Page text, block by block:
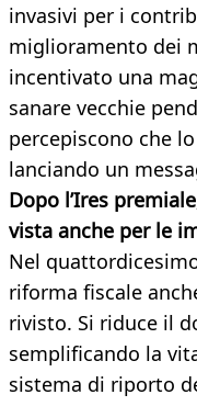
invasivi per i
miglioramento dei
incentivato una
sanare vecchie
percepiscono che
lanciando un
Dopo l’Ires
vista anche per le
Nel
riforma fiscale
rivisto. Si riduce il
semplificando la
sistema di riporto